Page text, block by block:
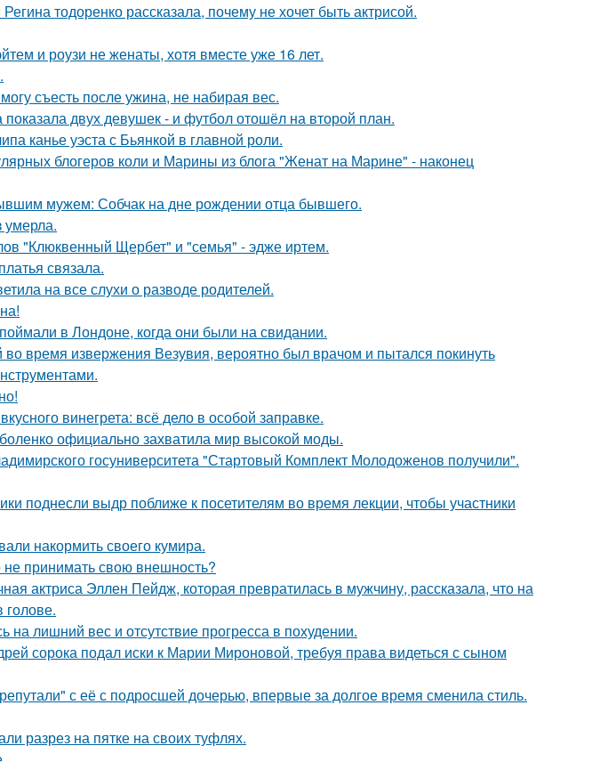
тодоренко рассказала, почему не хочет быть актрисой.
и роузи не женаты, хотя вместе уже 16 лет.
съесть после ужина, не набирая вес.
двух девушек - и футбол отошёл на второй план.
канье уэста с Бьянкой в главной роли.
блогеров коли и Марины из блога "Женат на Марине" - наконец
мужем: Собчак на дне рождении отца бывшего.
умерла.
"Клюквенный Щербет" и "семья" - эдже иртем.
связала.
на все слухи о разводе родителей.
в Лондоне, когда они были на свидании.
время извержения Везувия, вероятно был врачом и пытался покинуть
винегрета: всё дело в особой заправке.
официально захватила мир высокой моды.
госуниверситета "Стартовый Комплект Молодоженов получили".
поднесли выдр поближе к посетителям во время лекции, чтобы участники
накормить своего кумира.
принимать свою внешность?
актриса Эллен Пейдж, которая превратилась в мужчину, рассказала, что на
голове.
лишний вес и отсутствие прогресса в похудении.
сорока подал иски к Марии Мироновой, требуя права видеться с сыном
с её с подросшей дочерью, впервые за долгое время сменила стиль.
разрез на пятке на своих туфлях.